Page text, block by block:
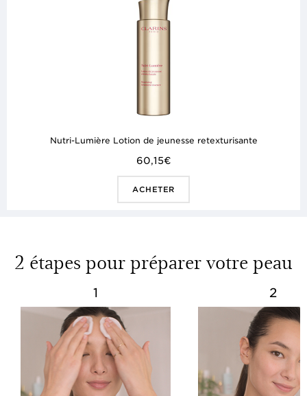
Nutri-Lumière Lotion de jeunesse retexturisante
60,15€
ACHETER
2 étapes pour préparer votre peau
1 2